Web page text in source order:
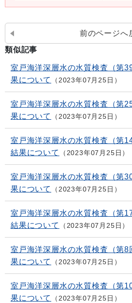
前のページへ
類似記事
室戸海洋深層水の水質検査（第
果について
2023年07月25日
室戸海洋深層水の水質検査（第
果について
2023年07月25日
室戸海洋深層水の水質検査（第
結果について
2023年07月25日
室戸海洋深層水の水質検査（第
果について
2023年07月25日
室戸海洋深層水の水質検査（第
結果について
2023年07月25日
室戸海洋深層水の水質検査（第
果について
2023年07月25日
室戸海洋深層水の水質検査（第
果について
2023年07月25日